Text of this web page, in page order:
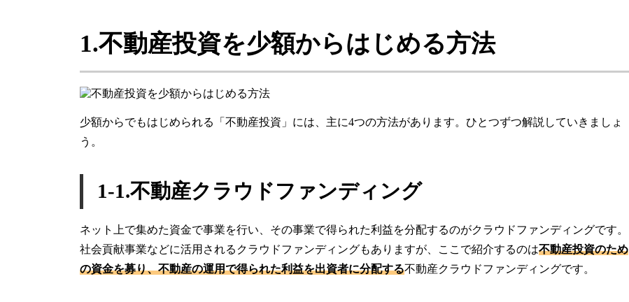
1.不動産投資を少額からはじめる方法
少額からでもはじめられる「不動産投資」には、主に4つの方法があります。ひとつずつ解説していきましょ
う。
1-1.不動産クラウドファンディング
ネット上で集めた資金で事業を行い、その事業で得られた利益を分配するのがクラウドファンディングです。
社会貢献事業などに活用されるクラウドファンディングもありますが、ここで紹介するのは不動産投資のため
の資金を募り、不動産の運用で得られた利益を出資者に分配する不動産クラウドファンディングです。